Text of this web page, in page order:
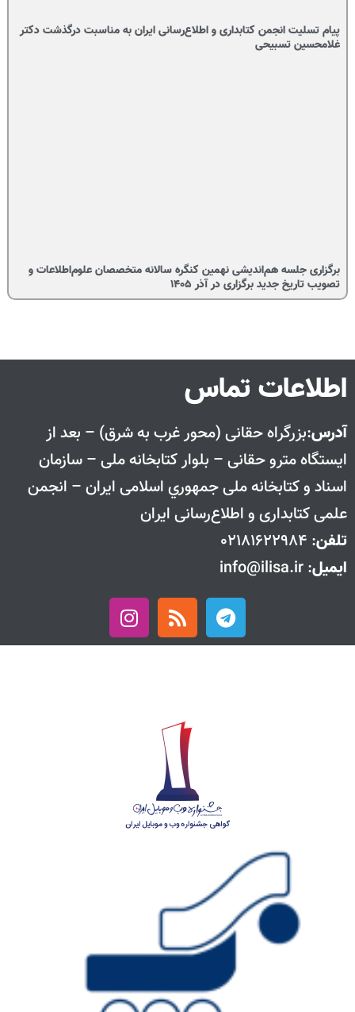
پیام تسلیت انجمن کتابداری و اطلاع‌رسانی ایران به مناسبت درگذشت دکتر
غلامحسین تسبیحی
برگزاری جلسه هم‌اندیشی نهمین کنگره سالانه متخصصان علوم‌اطلاعات و
تصویب تاریخ جدید برگزاری در آذر ۱۴۰۵
اطلاعات تماس
آدرس:بزرگراه حقانی (محور غرب به شرق) – بعد از
ايستگاه مترو حقانی – بلوار كتابخانه ملی – سازمان
اسناد و كتابخانه ملی جمهوري اسلامی ايران – انجمن
علمی کتابداری و اطلاع‌رسانی ایران
تلفن: 02181622984
ایمیل: info@ilisa.ir